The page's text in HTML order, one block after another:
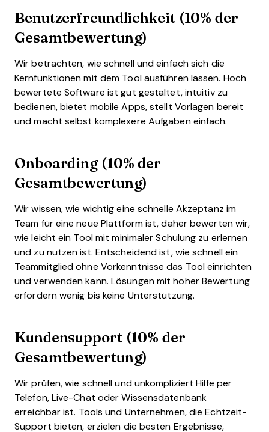
Benutzerfreundlichkeit (10% der
Gesamtbewertung)
Wir betrachten, wie schnell und einfach sich die
Kernfunktionen mit dem Tool ausführen lassen. Hoch
bewertete Software ist gut gestaltet, intuitiv zu
bedienen, bietet mobile Apps, stellt Vorlagen bereit
und macht selbst komplexere Aufgaben einfach.
Onboarding (10% der
Gesamtbewertung)
Wir wissen, wie wichtig eine schnelle Akzeptanz im
Team für eine neue Plattform ist, daher bewerten wir,
wie leicht ein Tool mit minimaler Schulung zu erlernen
und zu nutzen ist. Entscheidend ist, wie schnell ein
Teammitglied ohne Vorkenntnisse das Tool einrichten
und verwenden kann. Lösungen mit hoher Bewertung
erfordern wenig bis keine Unterstützung.
Kundensupport (10% der
Gesamtbewertung)
Wir prüfen, wie schnell und unkompliziert Hilfe per
Telefon, Live-Chat oder Wissensdatenbank
erreichbar ist. Tools und Unternehmen, die Echtzeit-
Support bieten, erzielen die besten Ergebnisse,